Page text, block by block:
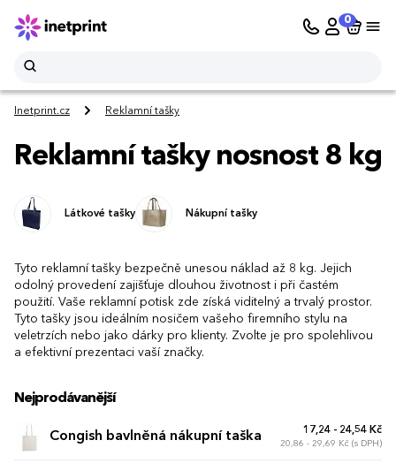
0
Inetprint.cz Reklamní tašky
Reklamní tašky nosnost 8 kg
Látkové tašky Nákupní tašky
Tyto reklamní tašky bezpečně unesou náklad až 8 kg. Jejich
odolný provedení zajišťuje dlouhou životnost i při častém
použití. Vaše reklamní potisk zde získá viditelný a trvalý prostor.
Tyto tašky jsou ideálním nosičem vašeho firemního stylu na
veletrzích nebo jako dárky pro klienty. Zvolte je pro spolehlivou
a efektivní prezentaci vaší značky.
Nejprodávanější
Congish bavlněná nákupní taška 17,24 - 24,54 Kč
20,86 - 29,69 Kč (s DPH)